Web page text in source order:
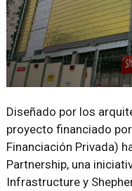
Diseñado por los
proyecto financiado
Financiación Privada)
Partnership, una
Infrastructure y